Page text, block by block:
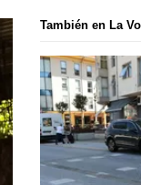
También en La